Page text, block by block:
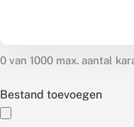
0 van 1000 max. aantal
Bestand toevoegen